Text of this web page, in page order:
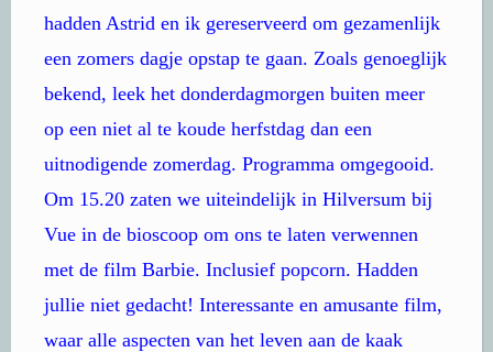
hadden Astrid en ik gereserveerd om gezamenlijk
een zomers dagje opstap te gaan. Zoals genoeglijk
bekend, leek het donderdagmorgen buiten meer
op een niet al te koude herfstdag dan een
uitnodigende zomerdag. Programma omgegooid.
Om 15.20 zaten we uiteindelijk in Hilversum bij
Vue in de bioscoop om ons te laten verwennen
met de film Barbie. Inclusief popcorn. Hadden
jullie niet gedacht! Interessante en amusante film,
waar alle aspecten van het leven aan de kaak